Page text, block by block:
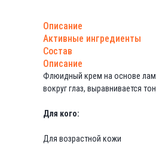
Описание
Активные ингредиенты
Состав
Описание
Флюидный крем на основе
вокруг глаз, выравнивается
Для кого:
Для возрастной кожи